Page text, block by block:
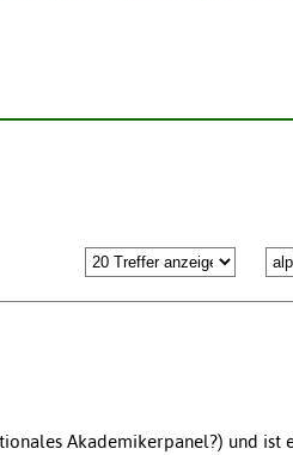
Akademikerpanel?) und ist